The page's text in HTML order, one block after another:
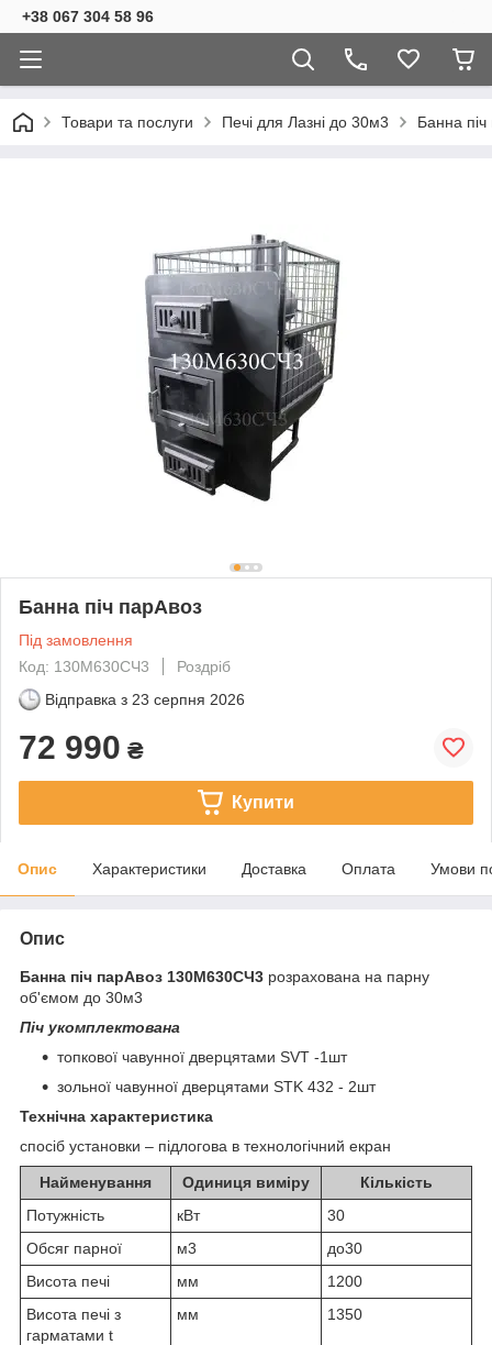
+38 067 304 58 96
Товари та послуги Печі для Лазні до 30м3 Банна
Банна піч парАвоз
Під замовлення
Код: 130М630СЧ3
Роздріб
Відправка з 23 серпня 2026
72 990 ₴
Купити
Опис Характеристики Доставка Оплата Умови
Опис
Банна піч парАвоз 130М630СЧ3 розрахована на парну
об'ємом до 30м3
Піч укомплектована
топкової чавунної дверцятами SVT -1шт
зольної чавунної дверцятами STK 432 - 2шт
Технічна характеристика
спосіб установки – підлогова в технологічний екран
Найменування Одиниця виміру
Кількість
Потужність
кВт
30
Обсяг парної
м3
до30
Висота печі
мм
1200
Висота печі з
гарматами t
мм 1350